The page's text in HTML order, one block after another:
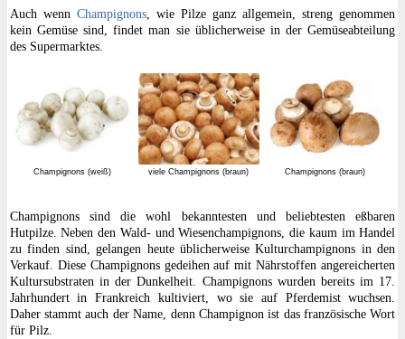
Auch wenn Champignons, wie Pilze ganz allgemein, streng genommen
kein Gemüse sind, findet man sie üblicherweise in der Gemüseabteilung
des Supermarktes.
Champignons (weiß) viele Champignons (braun) Champignons (braun)
Champignons sind die wohl bekanntesten und beliebtesten eßbaren
Hutpilze. Neben den Wald- und Wiesenchampignons, die kaum im Handel
zu finden sind, gelangen heute üblicherweise Kulturchampignons in den
Verkauf. Diese Champignons gedeihen auf mit Nährstoffen angereicherten
Kultursubstraten in der Dunkelheit. Champignons wurden bereits im 17.
Jahrhundert in Frankreich kultiviert, wo sie auf Pferdemist wuchsen.
Daher stammt auch der Name, denn Champignon ist das französische Wort
für Pilz.